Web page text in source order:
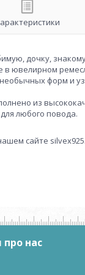
дочку,
ювелирном
форм и
из
любого повода.
сайте
про нас